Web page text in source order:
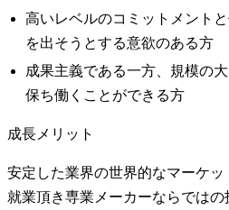
高いレベルのコミットメント
を出そうとする意欲のある方
成果主義である一方、規模の
保ち働くことができる方
成長メリット
安定した業界の世界的なマーケ
就業頂き専業メーカーならでは